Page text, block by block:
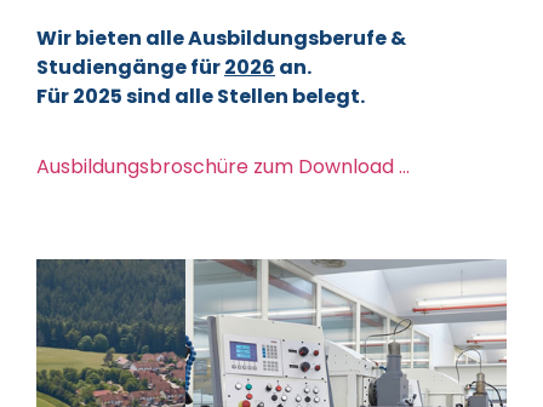
Wir bieten alle Ausbildungsberufe &
Studiengänge für2026 an.
Für 2025 sind alle Stellen belegt.
Ausbildungsbroschüre zum Download …